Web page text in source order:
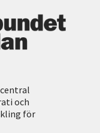
och
för